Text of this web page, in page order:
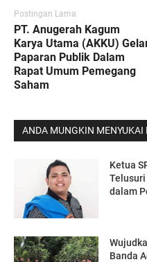
Postingan Lama
PT. Anugerah Kagum
Karya Utama (AKKU)
Paparan Publik Dalam
Rapat Umum Pemegang
Saham
ANDA MUNGKIN MENYUKAI
Ketua
Telusuri
dalam
Banda